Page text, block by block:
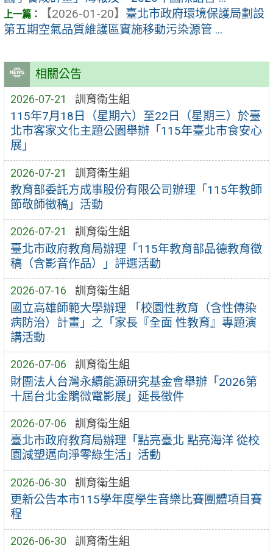
相關公告
2026-07-21 訓育衛生組
115年7月18日（星期六）至22日（星期三）於臺
北市客家文化主題公園舉辦「115年臺北市食安心
展」
2026-07-21 訓育衛生組
教育部委託方成事股份有限公司辦理「115年教師
節敬師徵稿」活動
2026-07-21 訓育衛生組
臺北市政府教育局辦理「115年教育部品德教育徵
稿（含影音作品）」評選活動
2026-07-16 訓育衛生組
國立高雄師範大學辦理 「校園性教育（含性傳染
病防治）計畫」之「家長『全面 性教育』專題演
講活動
2026-07-06 訓育衛生組
財團法人台灣永續能源研究基金會舉辦「2026第
十屆台北金鵰微電影展」延長徵件
2026-07-06 訓育衛生組
臺北市政府教育局辦理「點亮臺北 點亮海洋 從校
園減塑邁向淨零綠生活」活動
2026-06-30 訓育衛生組
更新公告本市115學年度學生音樂比賽團體項目賽
程
2026-06-30 訓育衛生組
【2026-01-20】 臺北市政府環境保護局劃設
第五期空氣品質維護區實施移動污染源管 ...